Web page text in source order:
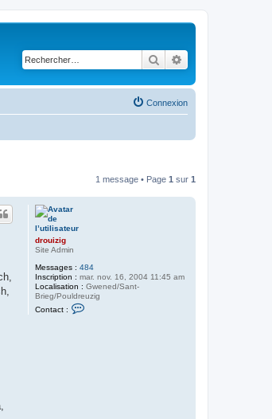
Rechercher
Connexion
1 message • Page 1 sur 1
drouizig
Site Admin
Messages : 484
Inscription : mar. nov. 16, 2004 11:45 am
Localisation : Gwened/Sant-
Brieg/Pouldreuzig
Contact :